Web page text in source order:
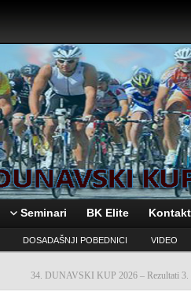
Seminari BK Elite Kontakt
DOSADAŠNJI POBEDNICI VIDEO
34. DUNAVSKI KUP 2026 – Rezultati 3.